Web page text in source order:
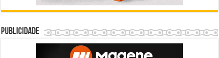
Publicidade